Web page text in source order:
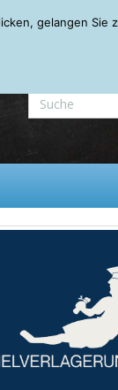
About Autoren
gelangen Sie